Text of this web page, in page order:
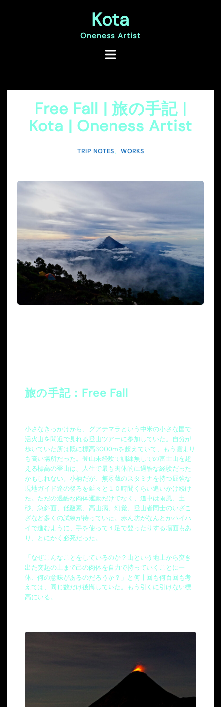
Kota
Oneness Artist
Free Fall | 旅の手記 |
Kota | Oneness Artist
TRIP NOTES、 WORKS
旅の手記：Free Fall
小さなきっかけから、グアテマラという中米の小さな国で
活火山を間近で見れる登山ツアーに参加していた。自分が
歩いていた所は既に標高3000mを超えていて、もう雲より
も高い場所だった。登山未経験で訓練無しでの富士山を超
える標高の登山は、人生で最も肉体的に過酷な経験だった
かもしれない。小柄だが、無尽蔵のスタミナを持つ屈強な
現地ガイド達の後ろを延々と１０時間くらい追いかけ続け
た。ただの過酷な肉体運動だけでなく、道中は雨風、土
砂、急斜面、低酸素、高山病、幻覚、登山者同士のいざこ
ざなど多くの試練が待っていた。赤ん坊がなんとかハイハ
イで進むように、手を使って４足で登ったりする場面もあ
り、とにかく必死だった。
「なぜこんなことをしているのか？山という地上から突き
出た突起の上まで己の肉体を自力で持っていくことに一
体、何の意味があるのだろうか？」と何十回も何百回も考
えては、同じ数だけ後悔していた。もう引くに引けない標
高にいる。